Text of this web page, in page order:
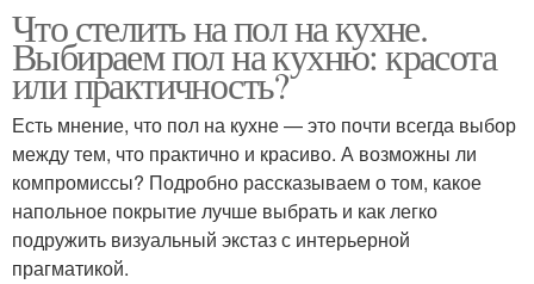
Что стелить на пол на кухне.
Выбираем пол на кухню: красота
или практичность?
Есть мнение, что пол на кухне — это почти всегда выбор
между тем, что практично и красиво. А возможны ли
компромиссы? Подробно рассказываем о том, какое
напольное покрытие лучше выбрать и как легко
подружить визуальный экстаз с интерьерной
прагматикой.